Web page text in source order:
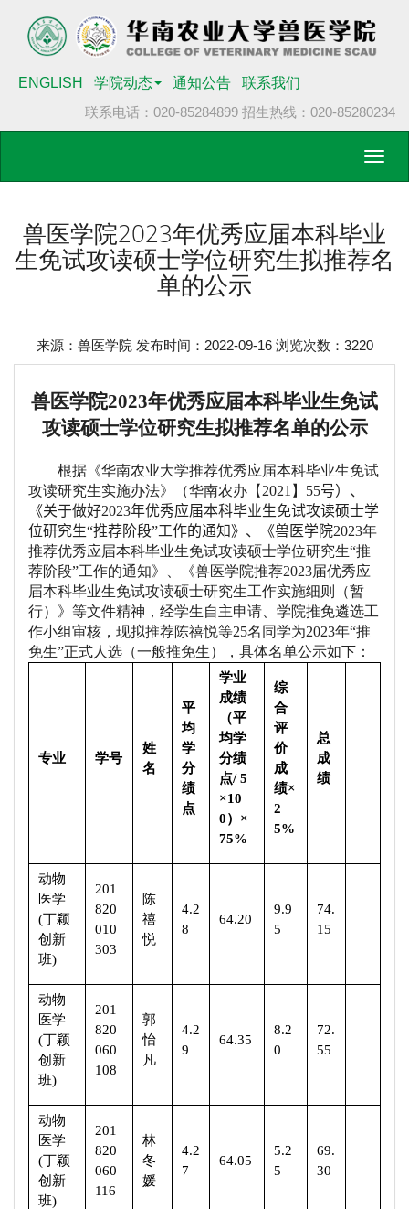
ENGLISH 学院动态 通知公告
联系我们
联系电话：020-85284899 招生热线：020-85280234
兽医学院2023年优秀应届本科毕业
生免试攻读硕士学位研究生拟推荐名
单的公示
来源：兽医学院 发布时间：2022-09-16 浏览次数： 3220
兽医学院2023年优秀应届本科毕业生免试
攻读硕士学位研究生拟推荐名单的公示
根据《华南农业大学推荐优秀应届本科毕业生免试
攻读研究生实施办法》（华南农办【 2021 】 55号）、
《关于做好2023年优秀应届本科毕业生免试攻读硕士学
位研究生“推荐阶段”工作的通知》、《兽医学院2023年
推荐优秀应届本科毕业生免试攻读硕士学位研究生“推
荐阶段”工作的通知》、《兽医学院推荐2023届优秀应
届本科毕业生免试攻读硕士研究生工作实施细则（暂
行）》等文件精神，经学生自主申请、学院推免遴选工
作小组审核，现拟推荐陈禧悦等25名同学为2023年“推
免生”正式人选（一般推免生），具体名单公示如下：
专业 学号
姓
名
平
均
学
分
绩
点
学业
成绩
（平
均学
分绩
点/ 5
×10
0） ×
75%
综
合
评
价
成
绩×
2
5%
总
成
绩
动物
医学
(丁颖
创新
班)
201
820
010
303
陈
禧
悦
4.2
8
64.20
9.9
5
74.
15
动物
医学
(丁颖
创新
班)
201
820
060
108
郭
怡
凡
4.2
9
64.35
8.2
0
72.
55
动物
医学
(丁颖
创新
班)
201
820
060
116
林
冬
媛
4.2
7
64.05
5.2
5
69.
30